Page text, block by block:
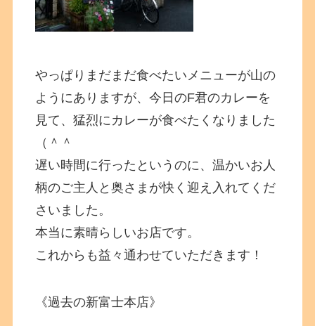
やっぱりまだまだ食べたいメニューが山の
ようにありますが、今日のF君のカレーを
見て、猛烈にカレーが食べたくなりました
（＾＾
遅い時間に行ったというのに、温かいお人
柄のご主人と奥さまが快く迎え入れてくだ
さいました。
本当に素晴らしいお店です。
これからも益々通わせていただきます！
《過去の新富士本店》